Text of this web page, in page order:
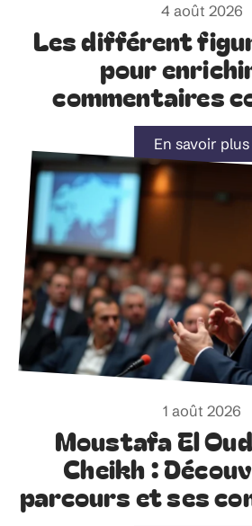
4 août 2026
Les différent
pour
commentaires
En savoir plus
1 août 2026
Moustafa El
Cheikh :
parcours et ses